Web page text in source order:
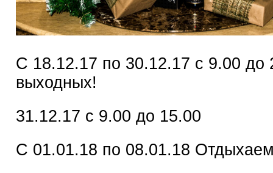
С 18.12.17 по 30.12.17 с 9.00 до
выходных!
31.12.17 с 9.00 до 15.00
С 01.01.18 по 08.01.18